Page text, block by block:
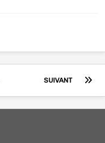
SUIVANT